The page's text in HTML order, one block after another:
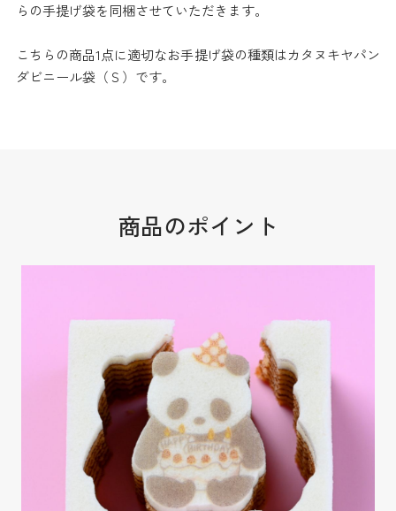
らの手提げ袋を同梱させていただきます。
こちらの商品1点に適切なお手提げ袋の種類はカタヌキヤパン
ダビニール袋（Ｓ）です。
商品のポイント